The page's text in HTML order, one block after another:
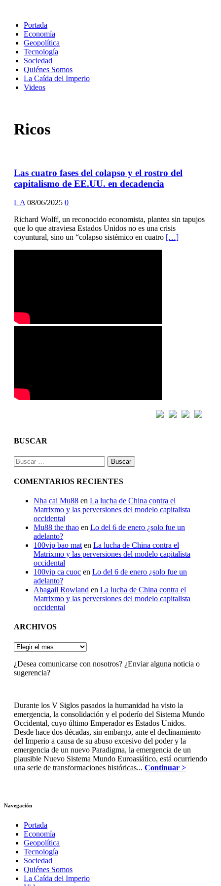
Portada
Economía
Geopolítica
Tecnología
Sociedad
Quiénes Somos
La Caída del Imperio
Videos
Ricos
Las cuatro fases del colapso y el rostro del
capitalismo de EE.UU. en decadencia
L A 08/06/2025 0
Richard Wolff, un reconocido economista, plantea sin tapujos
que lo que atraviesa Estados Unidos no es una crisis
coyuntural, sino un “colapso sistémico en cuatro […]
BUSCAR
Buscar:
COMENTARIOS RECIENTES
Nha cai Mu88 en La lucha de China contra el
Matrixmo y las perversiones del modelo capitalista
occidental
Mu88 the thao en Lo del 6 de enero ¿solo fue un
adelanto?
100vip bao mat en La lucha de China contra el
Matrixmo y las perversiones del modelo capitalista
occidental
100vip ca cuoc en Lo del 6 de enero ¿solo fue un
adelanto?
Abagail Rowland en La lucha de China contra el
Matrixmo y las perversiones del modelo capitalista
occidental
ARCHIVOS
ARCHIVOS
¿Desea comunicarse con nosotros? ¿Enviar alguna noticia o
sugerencia?
Durante los V Siglos pasados la humanidad ha visto la
emergencia, la consolidación y el poderío del Sistema Mundo
Occidental, cuyo último Emperador es Estados Unidos.
Desde hace dos décadas, sin embargo, ante el declinamiento
del Imperio a causa de su abuso excesivo del poder y la
emergencia de un nuevo Paradigma, la emergencia de un
plausible Nuevo Sistema Mundo Euroasiático, está ocurriendo
una serie de transformaciones históricas... Continuar >
Navegación
Portada
Economía
Geopolítica
Tecnología
Sociedad
Quiénes Somos
La Caída del Imperio